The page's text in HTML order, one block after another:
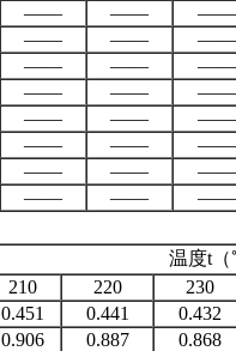
—— ——
——
—— ——
——
—— ——
——
—— ——
——
—— ——
——
—— ——
——
—— ——
——
—— —— ——
温度t
210 220
230
0.451 0.441
0.432
0.906 0.887
0.868